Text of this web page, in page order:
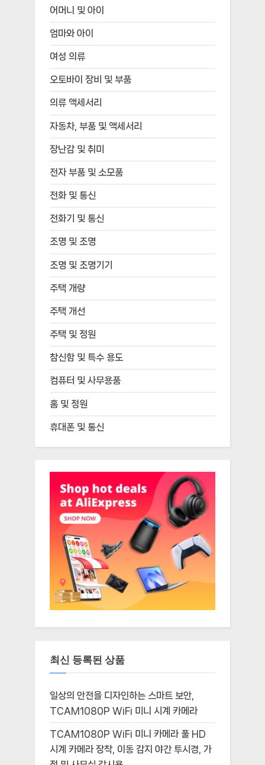
어머니 및 아이
엄마와 아이
여성 의류
오토바이 장비 및 부품
의류 액세서리
자동차, 부품 및 액세서리
장난감 및 취미
전자 부품 및 소모품
전화 및 통신
전화기 및 통신
조명 및 조명
조명 및 조명기기
주택 개량
주택 개선
주택 및 정원
참신함 및 특수 용도
컴퓨터 및 사무용품
홈 및 정원
휴대폰 및 통신
최신 등록된 상품
일상의 안전을 디자인하는 스마트 보안,
TCAM1080P WiFi 미니 시계 카메라
TCAM1080P WiFi 미니 카메라 풀 HD
시계 카메라 장착, 이동 감지 야간 투시경, 가